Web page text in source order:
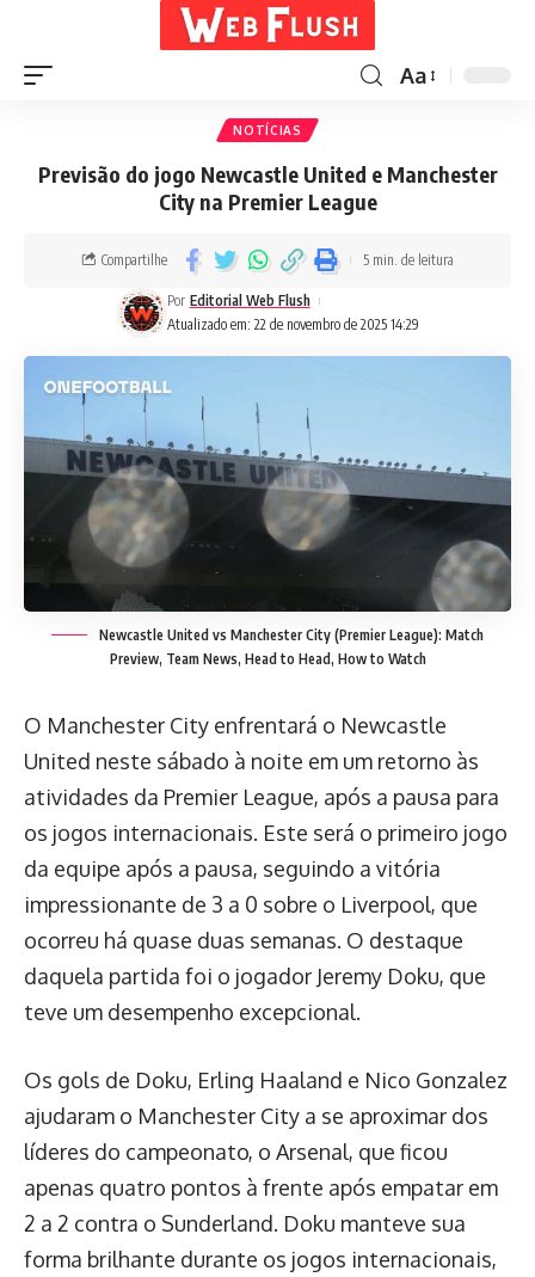
Aa
NOTÍCIAS
Previsão do jogo Newcastle United e Manchester
City na Premier League
Atualizado em: 22 de novembro de 2025 14:29
Por Editorial Web Flush
Compartilhe 5 min. de leitura
Newcastle United vs Manchester City (Premier League): Match
Preview, Team News, Head to Head, How to Watch
O Manchester City enfrentará o Newcastle
United neste sábado à noite em um retorno às
atividades da Premier League, após a pausa para
os jogos internacionais. Este será o primeiro jogo
da equipe após a pausa, seguindo a vitória
impressionante de 3 a 0 sobre o Liverpool, que
ocorreu há quase duas semanas. O destaque
daquela partida foi o jogador Jeremy Doku, que
teve um desempenho excepcional.
Os gols de Doku, Erling Haaland e Nico Gonzalez
ajudaram o Manchester City a se aproximar dos
líderes do campeonato, o Arsenal, que ficou
apenas quatro pontos à frente após empatar em
2 a 2 contra o Sunderland. Doku manteve sua
forma brilhante durante os jogos internacionais,